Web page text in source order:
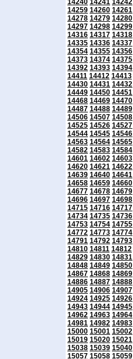
14240 14241 14242
14259 14260 14261
14278 14279 14280
14297 14298 14299
14316 14317 14318
14335 14336 14337
14354 14355 14356
14373 14374 14375
14392 14393 14394
14411 14412 14413
14430 14431 14432
14449 14450 14451
14468 14469 14470
14487 14488 14489
14506 14507 14508
14525 14526 14527
14544 14545 14546
14563 14564 14565
14582 14583 14584
14601 14602 14603
14620 14621 14622
14639 14640 14641
14658 14659 14660
14677 14678 14679
14696 14697 14698
14715 14716 14717
14734 14735 14736
14753 14754 14755
14772 14773 14774
14791 14792 14793
14810 14811 14812
14829 14830 14831
14848 14849 14850
14867 14868 14869
14886 14887 14888
14905 14906 14907
14924 14925 14926
14943 14944 14945
14962 14963 14964
14981 14982 14983
15000 15001 15002
15019 15020 15021
15038 15039 15040
15057 15058 15059